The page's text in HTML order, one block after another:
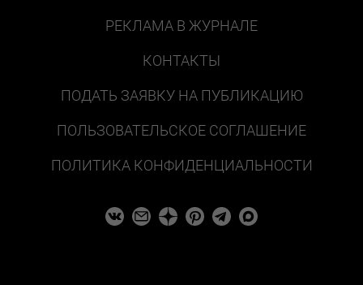
РЕКЛАМА В ЖУРНАЛЕ
КОНТАКТЫ
ПОДАТЬ ЗАЯВКУ НА ПУБЛИКАЦИЮ
ПОЛЬЗОВАТЕЛЬСКОЕ СОГЛАШЕНИЕ
ПОЛИТИКА КОНФИДЕНЦИАЛЬНОСТИ